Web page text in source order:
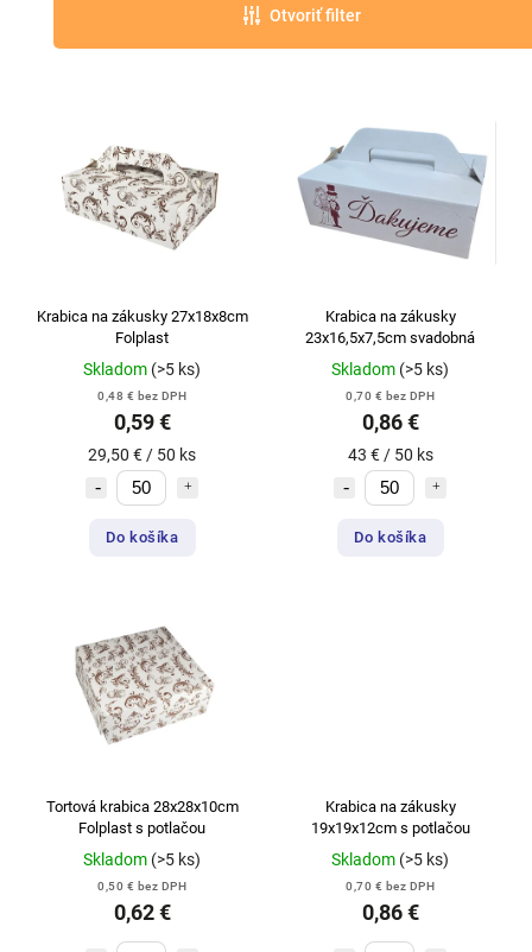
Otvoriť filter
Krabica na zákusky 27x18x8cm
Folplast
Skladom (>5 ks)
0,48 € bez DPH
0,59 €
29,50 € / 50 ks
Do košíka
Krabica na zákusky
23x16,5x7,5cm svadobná
Skladom (>5 ks)
0,70 € bez DPH
0,86 €
43 € / 50 ks
Do košíka
Tortová krabica 28x28x10cm
Folplast s potlačou
Skladom (>5 ks)
0,50 € bez DPH
0,62 €
Krabica na zákusky
19x19x12cm s potlačou
Skladom (>5 ks)
0,70 € bez DPH
0,86 €